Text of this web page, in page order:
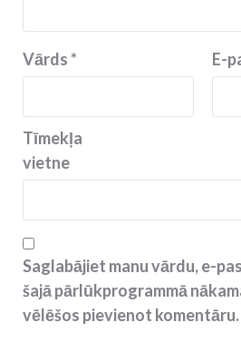
Vārds* E-
Tīmekļa
vietne
Saglabājiet manu vārdu, e-
šajā pārlūkprogrammā
vēlēšos pievienot komentāru.